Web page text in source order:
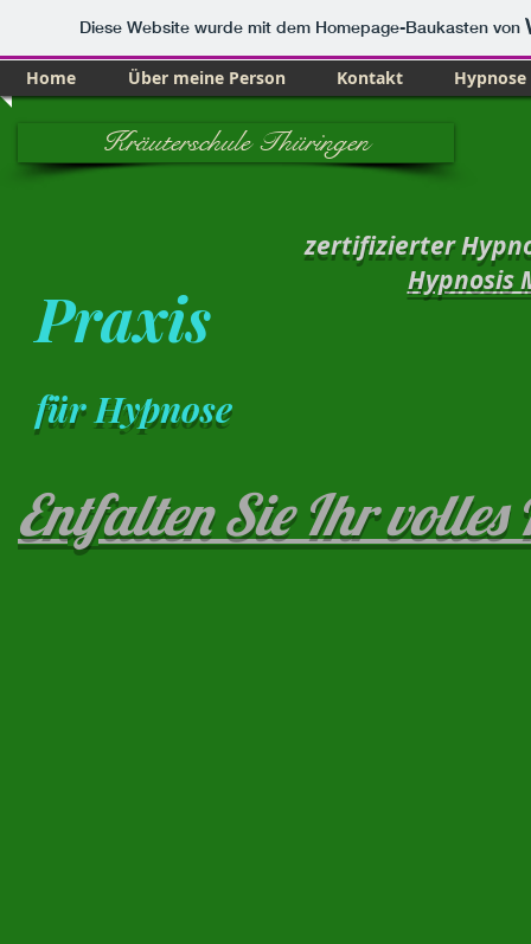
Diese Website wurde mit dem Homepage-Baukasten von
Home Über meine Person Kontakt Hypnose
Kräuterschule Thüringen
zertifizierter
Hypnosis
Praxis
für Hypnose
Entfalten Sie Ihr volles